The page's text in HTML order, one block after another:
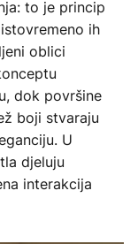
to je princip
ih
oblici
dok površine
boji stvaraju
U
djeluju
interakcija